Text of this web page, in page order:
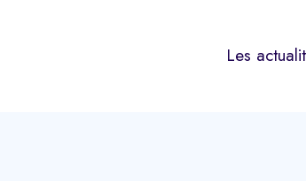
Les